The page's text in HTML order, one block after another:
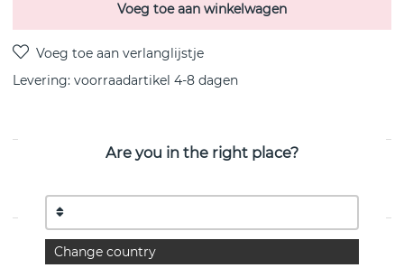
Voeg toe aan winkelwagen
Levering: voorraadartikel 4-8 dagen
Wave Oorbel Zilver van het Zweedse Efva Attling
EIGENSCHAPPEN
Are you in the right place?
Change country